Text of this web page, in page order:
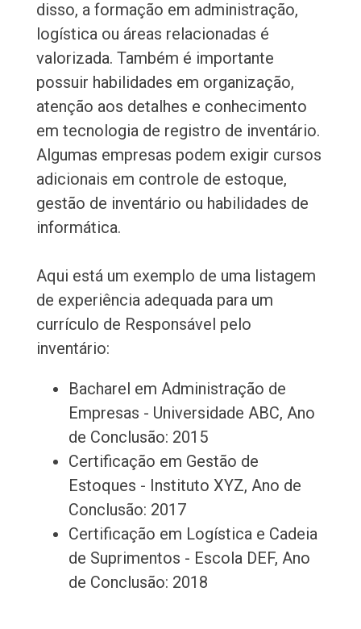
disso, a formação em administração,
logística ou áreas relacionadas é
valorizada. Também é importante
possuir habilidades em organização,
atenção aos detalhes e conhecimento
em tecnologia de registro de inventário.
Algumas empresas podem exigir cursos
adicionais em controle de estoque,
gestão de inventário ou habilidades de
informática.
Aqui está um exemplo de uma listagem
de experiência adequada para um
currículo de Responsável pelo
inventário:
Bacharel em Administração de
Empresas - Universidade ABC, Ano
de Conclusão: 2015
Certificação em Gestão de
Estoques - Instituto XYZ, Ano de
Conclusão: 2017
Certificação em Logística e Cadeia
de Suprimentos - Escola DEF, Ano
de Conclusão: 2018